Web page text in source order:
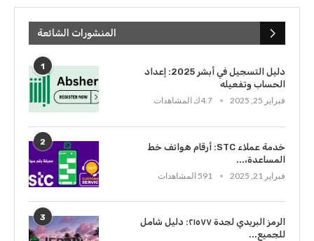
المنشورات الشائعة
1
دليل التسجيل في أبشر 2025: إعداد
الحساب وتفعيله
فبراير 25, 2025
4.7ك المشاهدات
2
خدمة عملاء STC: أرقام هواتف خط
المساعدة،...
فبراير 21, 2025
591 المشاهدات
3
الرمز البريدي لجدة ٢١٥٧٧: دليل شامل
للجميع...